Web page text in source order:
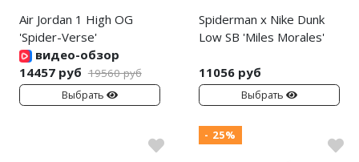
Air Jordan 1 High OG
'Spider-Verse'
видео-обзор
14457 руб 19560 руб
Выбрать
Spiderman x Nike Dunk
Low SB 'Miles Morales'
11056 руб
Выбрать
- 25%